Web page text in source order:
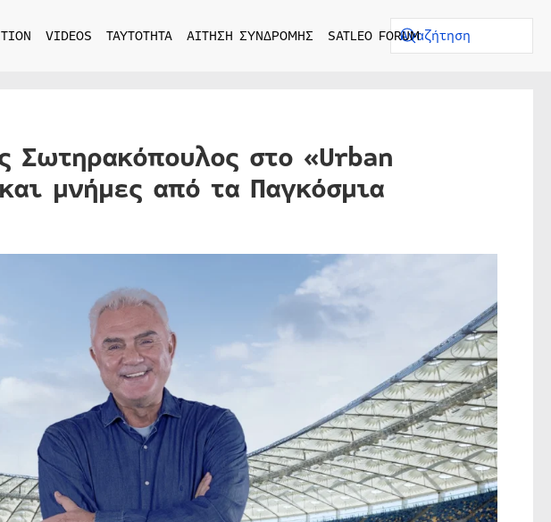
VIDEOS ΤΑΥΤΟΤΗΤΑ ΑΙΤΗΣΗ ΣΥΝΔΡΟΜΗΣ SATLEO FORUM
Σωτηρακόπουλος στο «Urban
μνήμες από τα Παγκόσμια